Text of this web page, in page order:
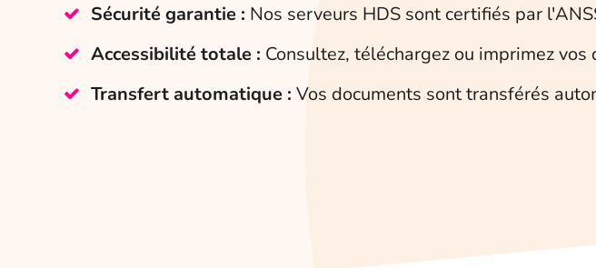
Sécurité garantie : Nos serveurs HDS sont certifiés par
Accessibilité totale : Consultez, téléchargez ou imprimez
Transfert automatique : Vos documents sont transférés